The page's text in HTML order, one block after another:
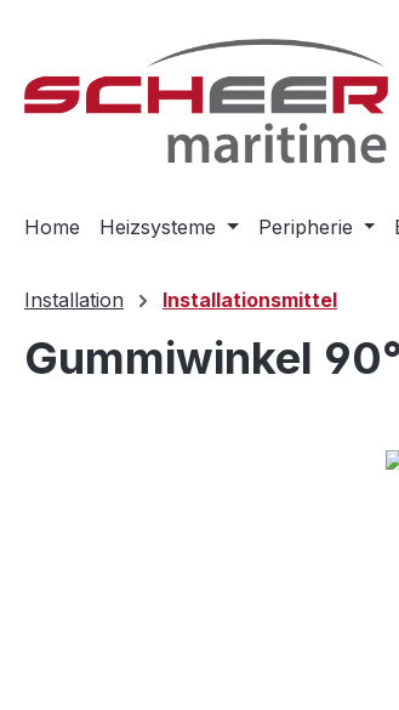
Home Heizsysteme Peripherie
Installation Installationsmittel
Gummiwinkel 90°